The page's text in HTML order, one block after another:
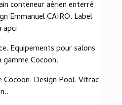
conteneur aérien enterré.
Emmanuel CAIRO. Label
apci
Equipements pour salons
Cocoon.
Cocoon. Design Pool. Vitrac